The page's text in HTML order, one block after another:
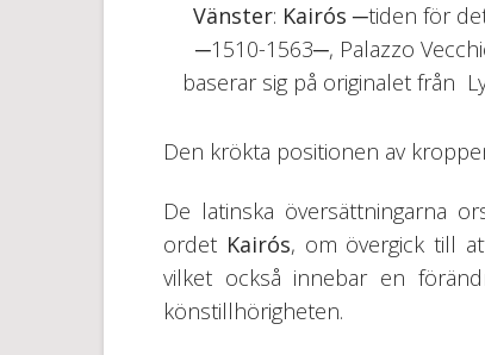
Vänster: Kairós ─tiden för
─1510-1563─, Palazzo
baserar sig på originalet från
Den krökta positionen av
De latinska översättningarna
ordet Kairós, om övergick till
vilket också innebar en
könstillhörigheten.